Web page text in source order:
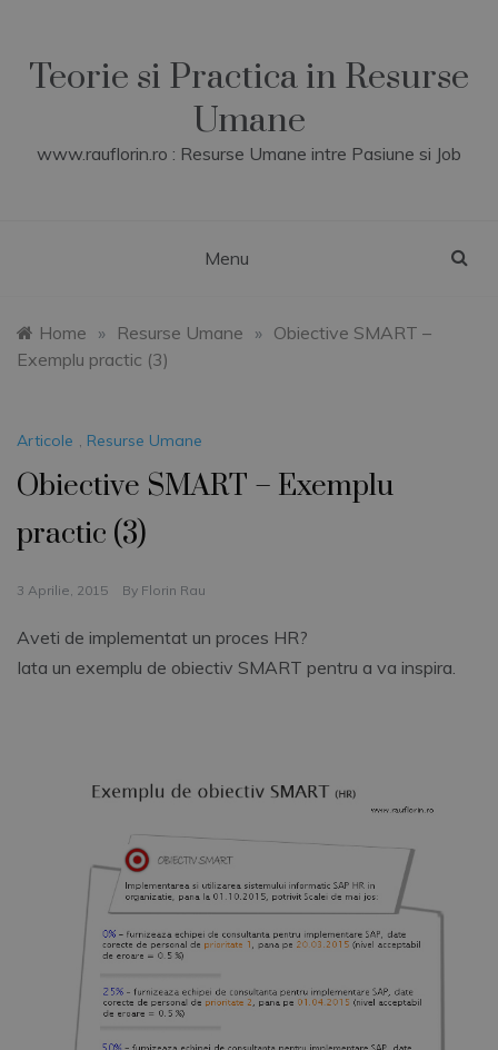
contentTeorie si Practica in Resurse
Umane
www.rauflorin.ro : Resurse Umane intre Pasiune si Job
Menu
Home » Resurse Umane » Obiective SMART –
Exemplu practic (3)
Articole , Resurse Umane
Obiective SMART – Exemplu
practic (3)
3 Aprilie, 2015 By Florin Rau
Aveti de implementat un proces HR?
Iata un exemplu de obiectiv SMART pentru a va inspira.